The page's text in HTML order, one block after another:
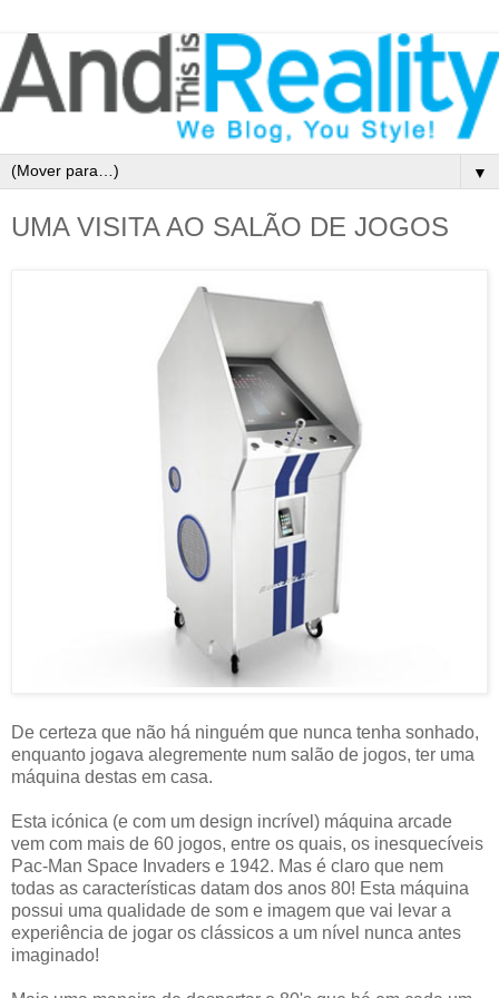
▼
UMA VISITA AO SALÃO DE JOGOS
De certeza que não há ninguém que nunca tenha sonhado,
enquanto jogava alegremente num salão de jogos, ter uma
máquina destas em casa.
Esta icónica (e com um design incrível) máquina arcade
vem com mais de 60 jogos, entre os quais, os inesquecíveis
Pac-Man Space Invaders e 1942. Mas é claro que nem
todas as características datam dos anos 80! Esta máquina
possui uma qualidade de som e imagem que vai levar a
experiência de jogar os clássicos a um nível nunca antes
imaginado!